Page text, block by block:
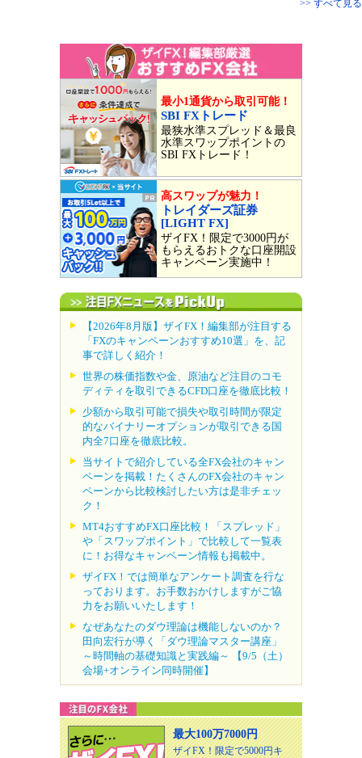
>> すべて見る
最小1通貨から取引可能！
SBI FXトレード
最狭水準スプレッド＆最良
水準スワップポイントの
SBI FXトレード！
高スワップが魅力！
トレイダーズ証券
[LIGHT FX]
ザイFX！限定で3000円が
もらえるおトクな口座開設
キャンペーン実施中！
【2026年8月版】ザイFX！編集部が注目する
「FXのキャンペーンおすすめ10選」を、記
事で詳しく紹介！
世界の株価指数や金、原油など注目のコモ
ディティを取引できるCFD口座を徹底比較！
少額から取引可能で損失や取引時間が限定
的なバイナリーオプションが取引できる国
内全7口座を徹底比較。
当サイトで紹介している全FX会社のキャン
ペーンを掲載！たくさんのFX会社のキャン
ペーンから比較検討したい方は是非チェッ
ク！
MT4おすすめFX口座比較！「スプレッド」
や「スワップポイント」で比較して一覧表
に！お得なキャンペーン情報も掲載中。
ザイFX！では簡単なアンケート調査を行な
っております。お手数おかけしますがご協
力をお願いいたします！
なぜあなたのダウ理論は機能しないのか？
田向宏行が導く「ダウ理論マスター講座」
～時間軸の基礎知識と実践編～ 【9/5（土）
会場+オンライン同時開催】
最大100万7000円
ザイFX！限定で5000円キ